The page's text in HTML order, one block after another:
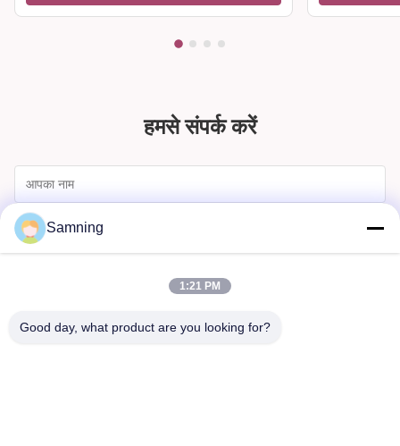
हमसे संपर्क करें
Samning
1:21 PM
Good day, what product are you looking for?